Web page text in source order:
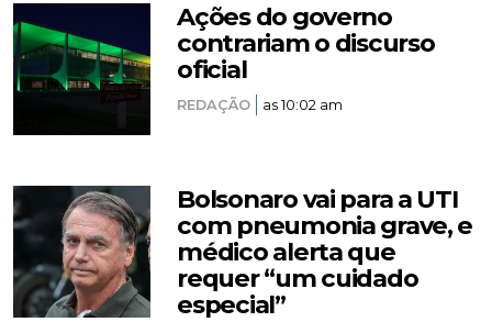
Ações do governo
contrariam o discurso
oficial
REDAÇÃO as 10:02 am
Bolsonaro vai para a UTI
com pneumonia grave, e
médico alerta que
requer “um cuidado
especial”